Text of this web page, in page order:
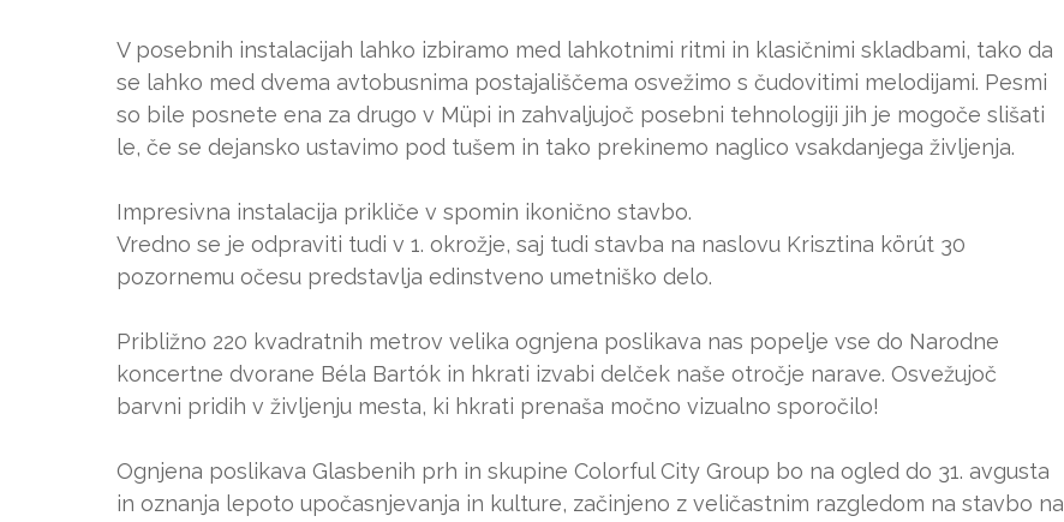
V posebnih instalacijah lahko izbiramo med lahkotnimi ritmi in klasičnimi skladbami, tako da
se lahko med dvema avtobusnima postajališčema osvežimo s čudovitimi melodijami. Pesmi
so bile posnete ena za drugo v Müpi in zahvaljujoč posebni tehnologiji jih je mogoče slišati
le, če se dejansko ustavimo pod tušem in tako prekinemo naglico vsakdanjega življenja.
Impresivna instalacija prikliče v spomin ikonično stavbo.
Vredno se je odpraviti tudi v 1. okrožje, saj tudi stavba na naslovu Krisztina körút 30
pozornemu očesu predstavlja edinstveno umetniško delo.
Približno 220 kvadratnih metrov velika ognjena poslikava nas popelje vse do Narodne
koncertne dvorane Béla Bartók in hkrati izvabi delček naše otročje narave. Osvežujoč
barvni pridih v življenju mesta, ki hkrati prenaša močno vizualno sporočilo!
Ognjena poslikava Glasbenih prh in skupine Colorful City Group bo na ogled do 31. avgusta
in oznanja lepoto upočasnjevanja in kulture, začinjeno z veličastnim razgledom na stavbo na